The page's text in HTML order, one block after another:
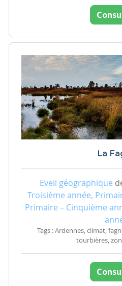
La
Eveil géographique
Troisième année,
Primaire – Cinquième
Tags : Ardennes, climat,
tourbières,